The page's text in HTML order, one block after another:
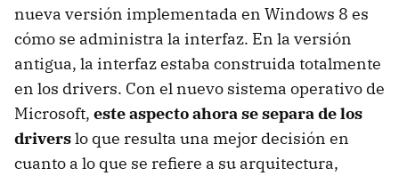
nueva versión implementada en Windows 8 es
cómo se administra la interfaz. En la versión
antigua, la interfaz estaba construida totalmente
en los drivers. Con el nuevo sistema operativo de
Microsoft, este aspecto ahora se separa de los
driverslo que resulta una mejor decisión en
cuanto a lo que se refiere a su arquitectura,